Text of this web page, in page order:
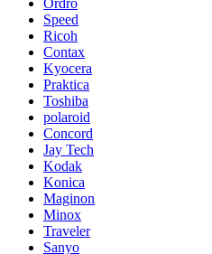
Ordro
Speed
Ricoh
Contax
Kyocera
Praktica
Toshiba
polaroid
Concord
Jay Tech
Kodak
Konica
Maginon
Minox
Traveler
Sanyo